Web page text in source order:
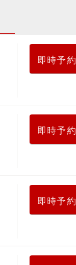
即時予約
即時予約
即時予約